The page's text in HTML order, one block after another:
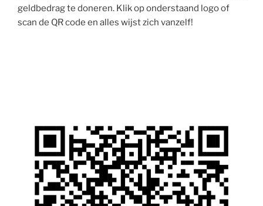
geldbedrag te doneren. Klik op onderstaand logo of
scan de QR code en alles wijst zich vanzelf!